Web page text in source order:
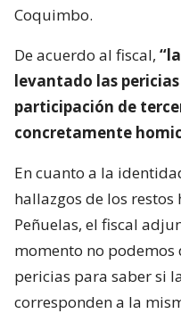
Coquimbo.
De acuerdo al fiscal,
levantado las
participación de
concretamente
En cuanto a la
hallazgos de los
Peñuelas, el fiscal
momento no
pericias para saber si
corresponden a la